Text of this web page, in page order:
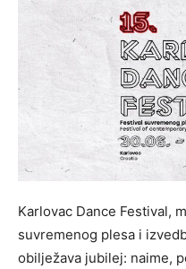
Karlovac Dance Festival,
suvremenog plesa i
obilježava jubilej: naime,